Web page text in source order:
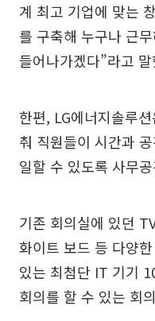
계 최고 기업에 맞는
를 구축해 누구나 근
들어나가겠다”라고
한편, LG에너지솔루
춰 직원들이 시간과
일할 수 있도록 사무
기존 회의실에 있던
화이트 보드 등 다양
있는 최첨단 IT 기기
회의를 할 수 있는 회